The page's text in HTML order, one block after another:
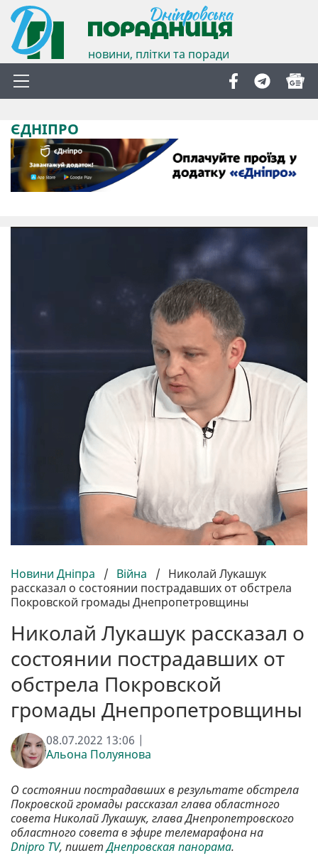
новини, плітки та поради
ЄДНІПРО
Новини Дніпра / Війна / Николай Лукашук
рассказал о состоянии пострадавших от обстрела
Покровской громады Днепропетровщины
Николай Лукашук рассказал о
состоянии пострадавших от
обстрела Покровской
громады Днепропетровщины
08.07.2022 13:06 |
Альона Полуянова
О состоянии пострадавших в результате обстрела
Покровской громады рассказал глава областного
совета Николай Лукашук, глава Днепропетровского
областного совета в эфире телемарафона на
Dnipro TV, пишетДнепровская панорама.